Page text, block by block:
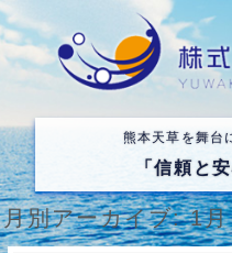
熊本天草を舞台
「信頼と安
月別アーカイブ:1月